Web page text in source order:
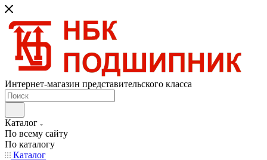
Интернет-магазин представительского класса
Каталог
По всему сайту
По каталогу
Каталог